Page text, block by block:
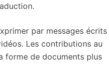
par messages écrits
Les contributions au
forme de documents plus